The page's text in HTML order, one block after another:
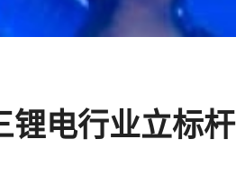
锂电行业立标杆